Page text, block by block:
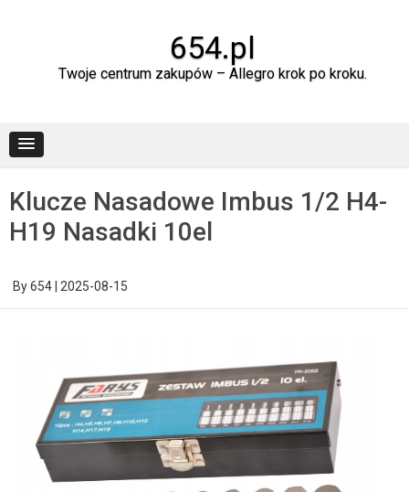
654.pl
Twoje centrum zakupów – Allegro krok po kroku.
Klucze Nasadowe Imbus 1/2 H4-
H19 Nasadki 10el
By654 2025-08-15